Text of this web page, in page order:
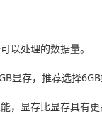
以处理的数据量。
显存，推荐选择6GB
，显存比显存具有